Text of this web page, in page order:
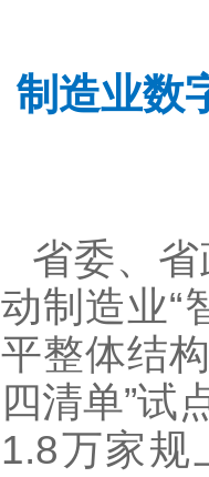
制造业数
省委、
动制造业“
平整体结
四清单”试
1.8万家规